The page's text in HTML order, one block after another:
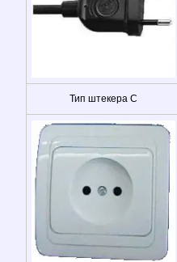
Тип штекера C